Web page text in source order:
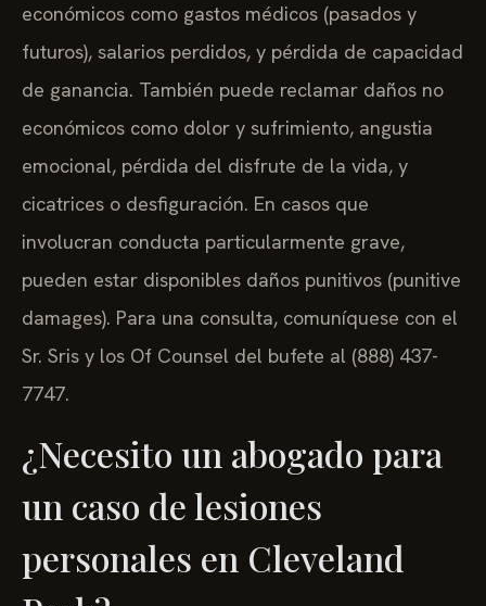
económicos como gastos médicos (pasados y
futuros), salarios perdidos, y pérdida de capacidad
de ganancia. También puede reclamar daños no
económicos como dolor y sufrimiento, angustia
emocional, pérdida del disfrute de la vida, y
cicatrices o desfiguración. En casos que
involucran conducta particularmente grave,
pueden estar disponibles daños punitivos (punitive
damages). Para una consulta, comuníquese con el
Sr. Sris y los Of Counsel del bufete al (888) 437-
7747.
¿Necesito un abogado para
un caso de lesiones
personales en Cleveland